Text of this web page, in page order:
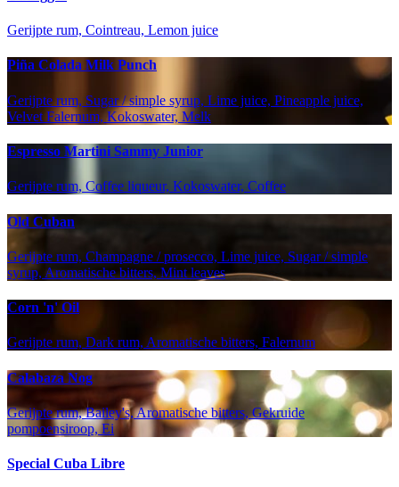
Gerijpte rum, Cointreau, Lemon juice
Piña Colada Milk Punch
Gerijpte rum, Sugar / simple syrup, Lime juice, Pineapple juice,
Velvet Falernum, Kokoswater, Melk
Espresso Martini Sammy Junior
Gerijpte rum, Coffee liqueur, Kokoswater, Coffee
Old Cuban
Gerijpte rum, Champagne / prosecco, Lime juice, Sugar / simple
syrup, Aromatische bitters, Mint leaves
Corn 'n' Oil
Gerijpte rum, Dark rum, Aromatische bitters, Falernum
Calabaza Nog
Gerijpte rum, Bailey's, Aromatische bitters, Gekruide
pompoensiroop, Ei
Special Cuba Libre